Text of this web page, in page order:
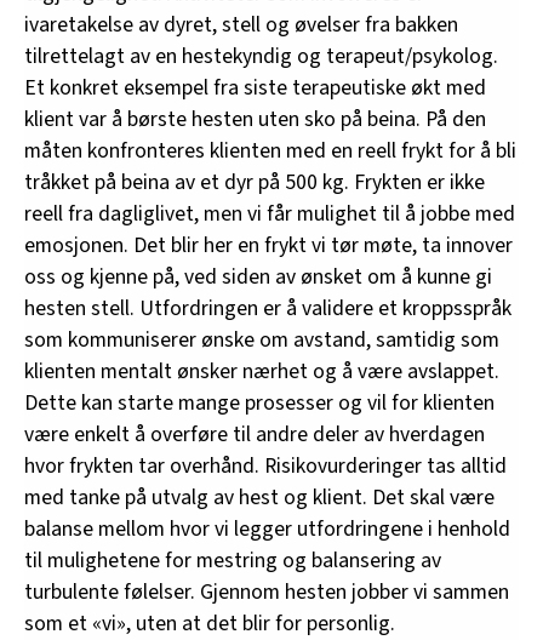
ivaretakelse av dyret, stell og øvelser fra bakken
tilrettelagt av en hestekyndig og terapeut/psykolog.
Et konkret eksempel fra siste terapeutiske økt med
klient var å børste hesten uten sko på beina. På den
måten konfronteres klienten med en reell frykt for å bli
tråkket på beina av et dyr på 500 kg. Frykten er ikke
reell fra dagliglivet, men vi får mulighet til å jobbe med
emosjonen. Det blir her en frykt vi tør møte, ta innover
oss og kjenne på, ved siden av ønsket om å kunne gi
hesten stell. Utfordringen er å validere et kroppsspråk
som kommuniserer ønske om avstand, samtidig som
klienten mentalt ønsker nærhet og å være avslappet.
Dette kan starte mange prosesser og vil for klienten
være enkelt å overføre til andre deler av hverdagen
hvor frykten tar overhånd. Risikovurderinger tas alltid
med tanke på utvalg av hest og klient. Det skal være
balanse mellom hvor vi legger utfordringene i henhold
til mulighetene for mestring og balansering av
turbulente følelser. Gjennom hesten jobber vi sammen
som et «vi», uten at det blir for personlig.